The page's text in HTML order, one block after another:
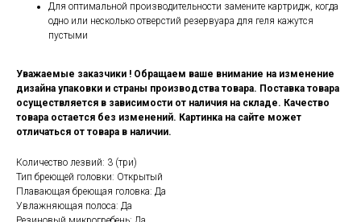
Для оптимальной производительности замените картридж, когда
одно или несколько отверстий резервуара для геля кажутся
пустыми
Уважаемые заказчики ! Обращаем ваше внимание на изменение
дизайна упаковки и страны производства товара. Поставка товара
осуществляется в зависимости от наличия на складе. Качество
товара остается без изменений. Картинка на сайте может
отличаться от товара в наличии.
Количество лезвий: 3 (три)
Тип бреющей головки: Открытый
Плавающая бреющая головка: Да
Увлажняющая полоса: Да